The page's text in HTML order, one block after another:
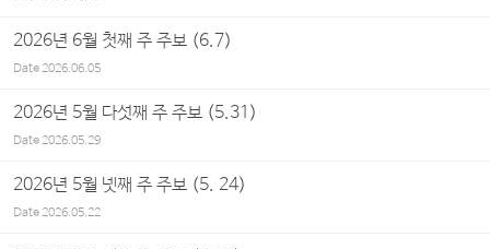
2026년 6월 첫째 주 주보 (6.7)
Date2026.06.05
2026년 5월 다섯째 주 주보 (5.31)
Date2026.05.29
2026년 5월 넷째 주 주보 (5. 24)
Date2026.05.22